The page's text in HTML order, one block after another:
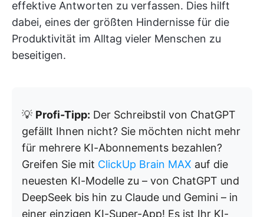
effektive Antworten zu verfassen. Dies hilft
dabei, eines der größten Hindernisse für die
Produktivität im Alltag vieler Menschen zu
beseitigen.
💡 Profi-Tipp: Der Schreibstil von ChatGPT
gefällt Ihnen nicht? Sie möchten nicht mehr
für mehrere KI-Abonnements bezahlen?
Greifen Sie mit ClickUp Brain MAX auf die
neuesten KI-Modelle zu – von ChatGPT und
DeepSeek bis hin zu Claude und Gemini – in
einer einzigen KI-Super-App! Es ist Ihr KI-